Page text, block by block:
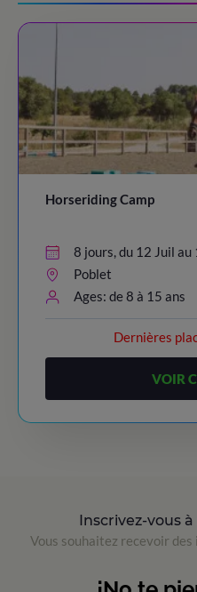
Horseriding Camp
8 jours, du 12 Juil au
Poblet
Ages: de 8 à 15 ans
Dernières
VOIR
Inscrivez-vous
Vous souhaitez recevoir